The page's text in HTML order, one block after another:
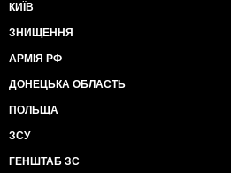
КИЇВ
ЗНИЩЕННЯ
АРМІЯ РФ
ДОНЕЦЬКА ОБЛАСТЬ
ПОЛЬЩА
ЗСУ
ГЕНШТАБ ЗС